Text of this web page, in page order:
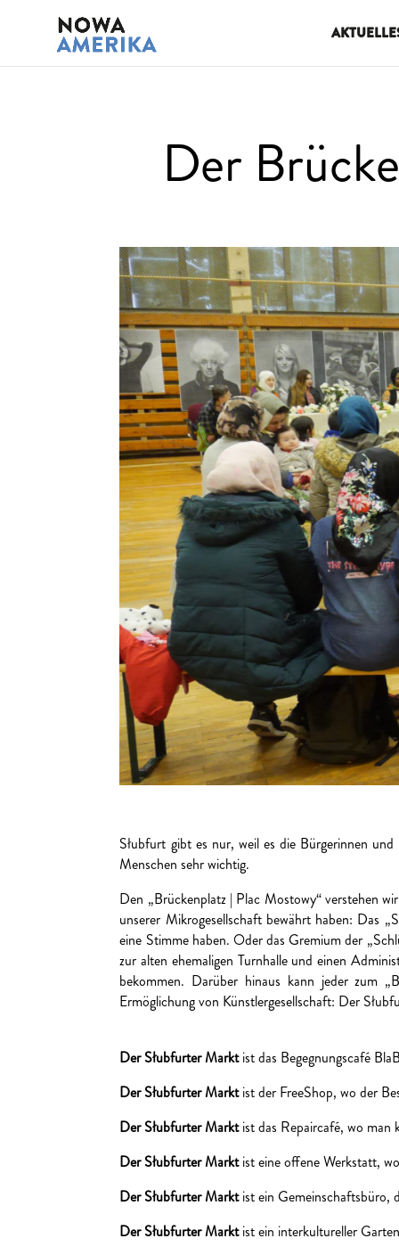
Der
Słubfurt gibt es nur, weil es die Bürgerinnen
Menschen sehr wichtig.
Den „Brückenplatz | Plac Mostowy“ verstehen
unserer Mikrogesellschaft bewährt haben: Das
eine Stimme haben. Oder das Gremium der
zur alten ehemaligen Turnhalle und einen
bekommen. Darüber hinaus kann jeder zum
Ermöglichung von Künstlergesellschaft: Der
Der Słubfurter Marktist das Begegnungscafé
Der Słubfurter Marktist der FreeShop, wo der
Der Słubfurter Marktist das Repaircafé, wo man
Der Słubfurter Marktist eine offene Werkstatt,
Der Słubfurter Marktist ein Gemeinschaftsbüro,
Der Słubfurter Marktist ein interkultureller